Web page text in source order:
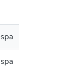
spa
spa